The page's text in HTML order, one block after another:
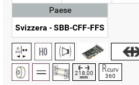
Paese
Svizzera - SBB-CFF-FFS
218,00 360